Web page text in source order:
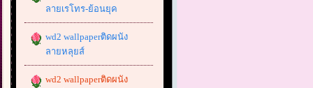
ลายเรโทร-ย้อนยุค
wd2 wallpaperติดผนัง
ลายหลุยส์
wd2 wallpaperติดผนัง